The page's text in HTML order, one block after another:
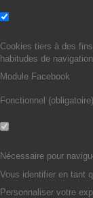
Cookies tiers à des
habitudes de
Module Facebook
Fonctionnel (obligatoire)
Nécessaire pour
Vous identifier en tant
Personnaliser votre